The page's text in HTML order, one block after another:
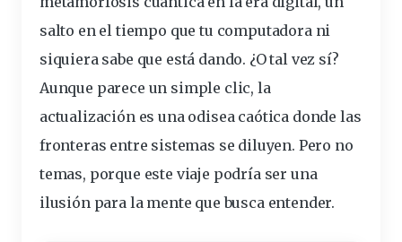
salto en el tiempo que tu computadorani
siquiera sabe que está dando. ¿O tal vez sí?
Aunque parece un simple clic, la
actualización es una odisea caótica donde las
fronteras entre sistemas se diluyen. Pero no
temas, porque este viaje podría ser una
ilusión para la mente que busca entender.